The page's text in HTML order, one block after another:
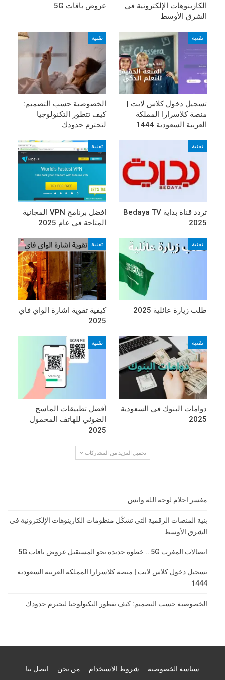
الكازينوهات الإلكترونية في
الشرق الأوسط
عروض باقات 5G
تقنية
تسجيل دخول كلاس لايت |
منصة كلاسرارا المملكة
العربية السعودية 1444
تقنية
الخصوصية حسب التصميم:
كيف تتطور التكنولوجيا
لتحترم حدودك
تقنية
تردد قناة بداية Bedaya TV
2025
تقنية
افضل برنامج VPN المجانية
المتاحة في عام 2025
تقنية
طلب زيارة عائلية 2025
تقنية
كيفية تقوية اشارة الواي فاي
2025
تقنية
دوامات البنوك في السعودية
2025
تقنية
أفضل تطبيقات الماسح
الضوئي للهاتف المحمول
2025
تحميل المزيد من المشاركات
مفسر احلام لوجه الله واتس
بنية المنصات الرقمية التي تشكّل منظومات الكازينوهات الإلكترونية في
الشرق الأوسط
اتصالات المغرب 5G .. خطوة جديدة نحو المستقبل عروض باقات 5G
تسجيل دخول كلاس لايت | منصة كلاسرارا المملكة العربية السعودية
1444
الخصوصية حسب التصميم: كيف تتطور التكنولوجيا لتحترم حدودك
سياسة الخصوصية شروط الاستخدام من نحن اتصل بنا